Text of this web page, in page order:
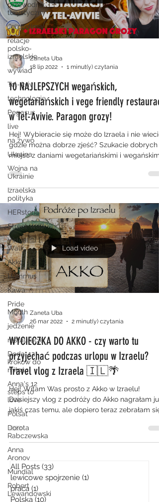
przewodnik
turystyczny
Jerozolima
relacje
polsko-
izraelskie
wywiad
Tel-Aviv
technologie
Pegasus
live
na żywo
Ukraina
Wojna na
Ukrainie
Izraelska
polityka
HERstoria
Street Walk
Virtual
Walk
Akko
Hummus
Kawa
Pride
Month
jedzenie
restauracje
Doda. 12
kroków do
miłości
Anna's 12
steps to
love
Polsat
Dorota
Rabczewska
Anna
Aronov
Mundial
Robert
Lewandowski
Zaneta Uba
18 lip 2022
1 minut(y) czytania
10 NAJLEPSZYCH wegańskich,
wegetariańskich i vege friendly restauracji
w Tel-Avivie. Paragon grozy!
Hej! Wybieracie się może do Izraela i nie wiecie
gdzie można dobrze zjeść? Szukacie dobrych
miejsc z daniami wegetariańskimi i
Load video
Zaneta Uba
26 mar 2022
2 minut(y) czytania
WYCIECZKA DO AKKO - czy warto tu
przyjechać podczas urlopu w Izraelu?
Travel vlog z Izraela 🇮🇱🌴
Hej! Witam Was prosto z Akko w Izraelu!
Dzisiejszy vlog z podróży do Akko nagrałam już
jakiś czas temu, ale dopiero teraz zebrałam
All Posts (33)
lewicowe spojrzenie (1)
praca (1) 1 post
Polska (10)